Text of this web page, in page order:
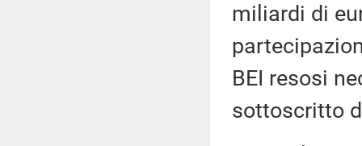
miliardi di
BEI resosi
sottoscritto